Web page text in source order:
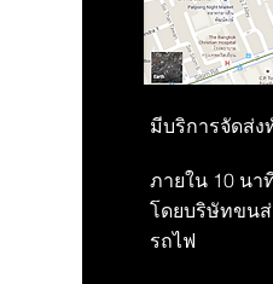
มีบริการจัดส่ง
ภายใน 10 นา
โดยบริษัทขน
รถไฟ